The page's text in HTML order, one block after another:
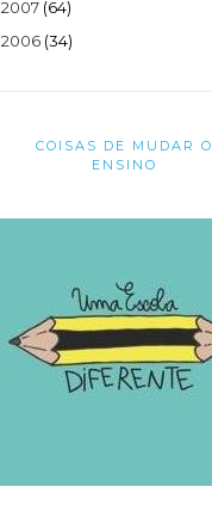
2007 (64)
2006 (34)
COISAS DE MUDAR O
ENSINO